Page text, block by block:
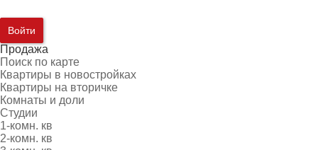
Войти
Продажа
Поиск по карте
Квартиры в новостройках
Квартиры на вторичке
Комнаты и доли
Студии
1-комн. кв
2-комн. кв